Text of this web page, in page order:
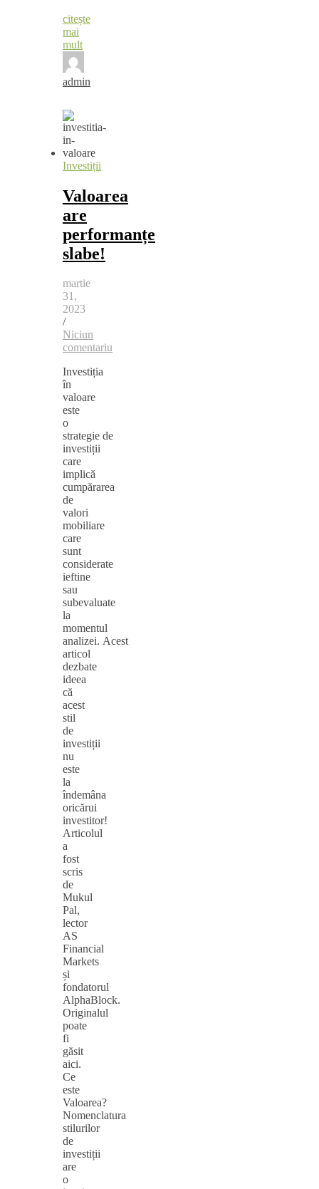
citește
mai
mult
admin
Investiții
Valoarea
are
performanțe
slabe!
martie
31,
2023
/
Niciun
comentariu
Investiția
în
valoare
este
o
strategie de
investiții
care
implică
cumpărarea
de
valori
mobiliare
care
sunt
considerate
ieftine
sau
subevaluate
la
momentul
analizei. Acest
articol
dezbate
ideea
că
acest
stil
de
investiții
nu
este
la
îndemâna
oricărui
investitor!
Articolul
a
fost
scris
de
Mukul
Pal,
lector
AS
Financial
Markets
și
fondatorul
AlphaBlock.
Originalul
poate
fi
găsit
aici.
Ce
este
Valoarea?
Nomenclatura
stilurilor
de
investiții
are
o